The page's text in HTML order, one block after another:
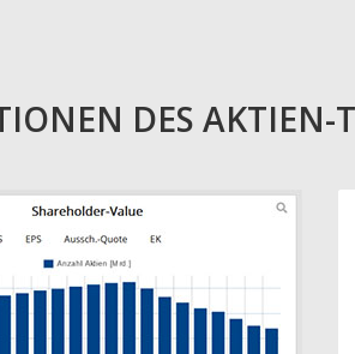
DES AKTIEN-